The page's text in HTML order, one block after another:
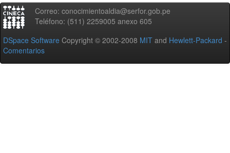
Correo: conocimientoaldia@serfor.gob.pe
Teléfono: (511) 2259005 anexo 605
DSpace Software Copyright © 2002-2008 MIT and Hewlett-Packard -
Comentarios